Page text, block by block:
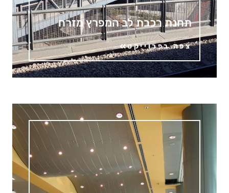
תחנת רכבת לב המפרץ מזרח
צפה בפרוייקט